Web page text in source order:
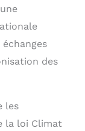
des
les
la loi Climat